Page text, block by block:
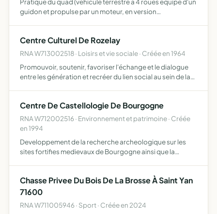
Pratique du quad (vehicule terrestre a 4 roues equipe d'un
guidon et propulse par un moteur, en version
Centre Culturel De Rozelay
RNA W713002518 · Loisirs et vie sociale · Créée en 1964
Promouvoir, soutenir, favoriser l'échange et le dialogue
entre les génération et recréer du lien social au sein de la
Centre De Castellologie De Bourgogne
RNA W712002516 · Environnement et patrimoine · Créée
en 1994
Developpement de la recherche archeologique sur les
sites fortifies medievaux de Bourgogne ainsi que la
archéologique déc…
Chasse Privee Du Bois De La Brosse À Saint Yan
71600
RNA W711005946 · Sport · Créée en 2024